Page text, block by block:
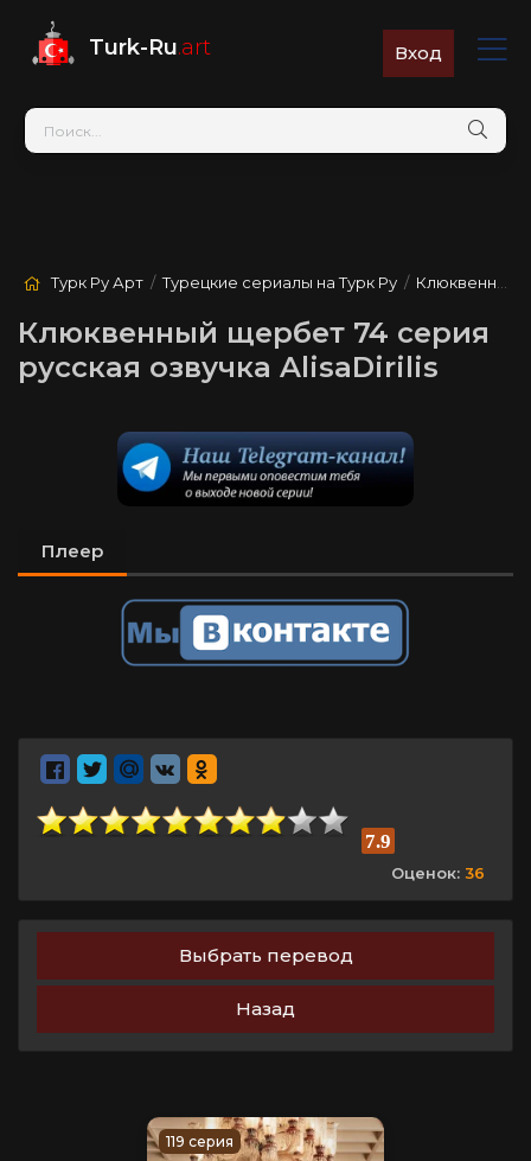
Turk-Ru.art Вход
Турк Ру Арт /Турецкие сериалы на Турк Ру / Клюквенный щербет
Клюквенный щербет 74 серия
русская озвучка AlisaDirilis
Плеер
7.9
Оценок: 36
Выбрать перевод
Назад
119 серия